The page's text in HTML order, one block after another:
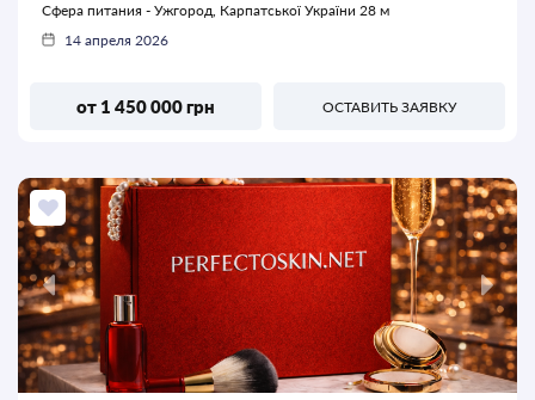
Сфера питания - Ужгород, Карпатської України 28 м
14 апреля 2026
от 1 450 000 грн ОСТАВИТЬ ЗАЯВКУ